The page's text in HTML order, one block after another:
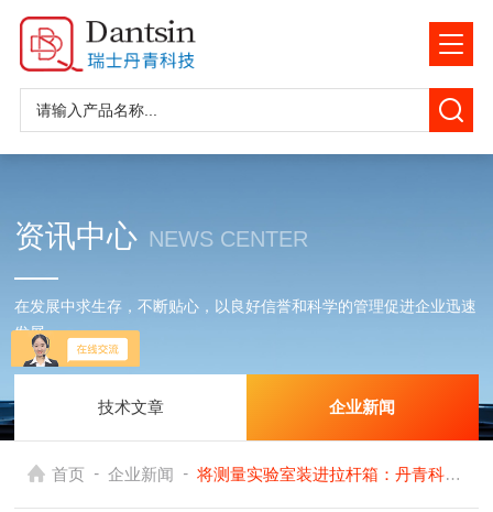
资讯中心 NEWS CENTER
在发展中求生存，不断贴心，以良好信誉和科学的管理促进企业迅速
发展
技术文章 企业新闻
首页 - 企业新闻 - 将测量实验室装进拉杆箱：丹青科技发布Aberlink新款便携式Fulcrum三坐标